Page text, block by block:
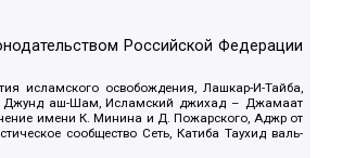
Российской Федерации
исламского освобождения, Лашкар-И-Тайба,
Джунд аш-Шам, Исламский джихад – Джамаат
имени К. Минина и Д. Пожарского, Аджр от
сообщество Сеть, Катиба Таухид валь-